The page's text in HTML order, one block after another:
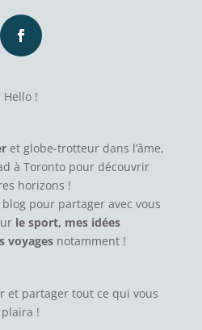
Hello !
et globe-trotteur dans l’âme,
à Toronto pour découvrir
horizons !
blog pour partager avec vous
le sport, mes idées
voyagesnotamment !
et partager tout ce qui vous
plaira !